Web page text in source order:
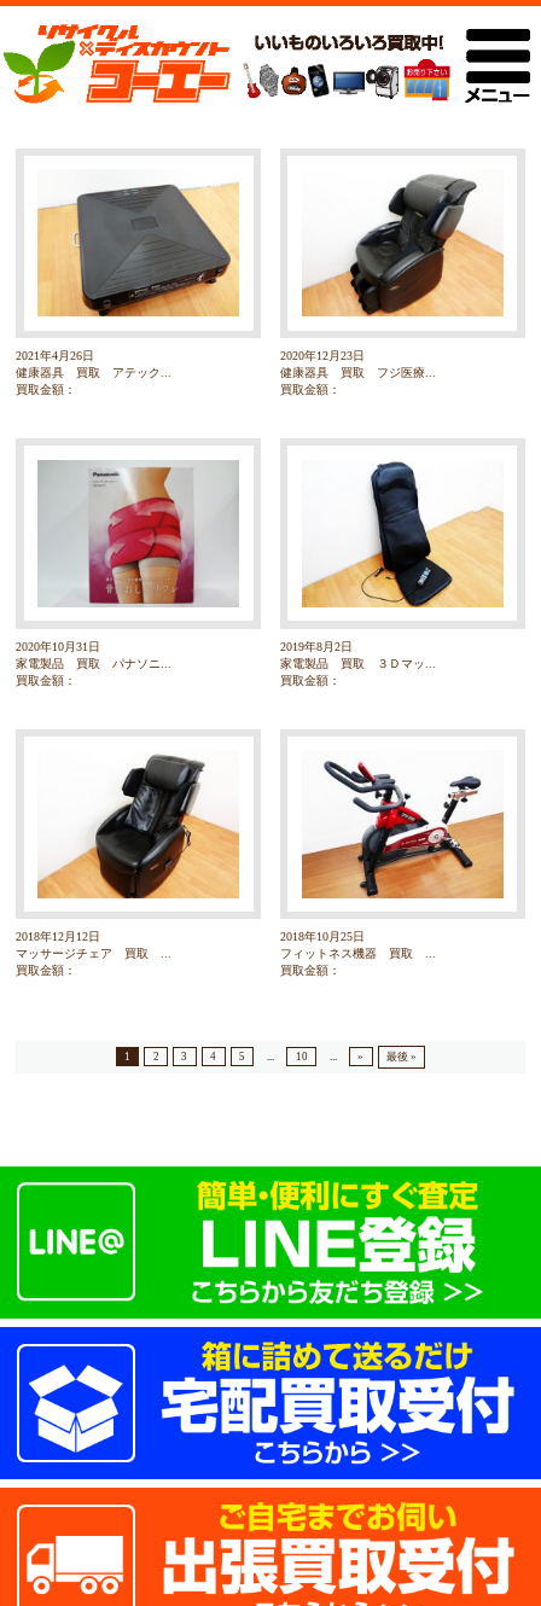
2021年4月26日
健康器具 買取 アテック...
買取金額：
2020年12月23日
健康器具 買取 フジ医療...
買取金額：
2020年10月31日
家電製品 買取 パナソニ...
買取金額：
2019年8月2日
家電製品 買取 ３Ｄマッ...
買取金額：
2018年12月12日
マッサージチェア 買取 ...
買取金額：
2018年10月25日
フィットネス機器 買取 ...
買取金額：
1 2 3 4 5 10 » 最後 »